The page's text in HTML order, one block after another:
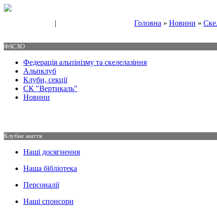
| Головна » Новини »
ФАСХО
Федерація альпінізму та скелелазіння
Альпклуб
Клуби, секції
СК "Вертикаль"
Новини
Клубне життя
Наші досягнення
Наша бібліотека
Персоналії
Наші спонсори